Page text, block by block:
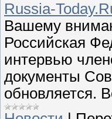
Russia-
Вашему
Российская
интервью
документы
обновляется.